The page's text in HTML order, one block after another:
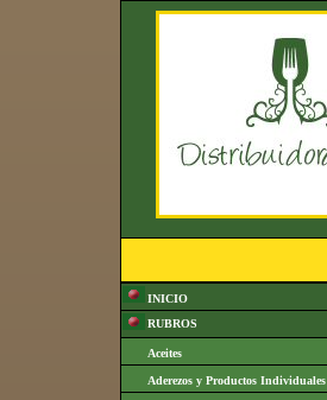
INICIO
RUBROS
Aceites
Aderezos y Productos Individuales